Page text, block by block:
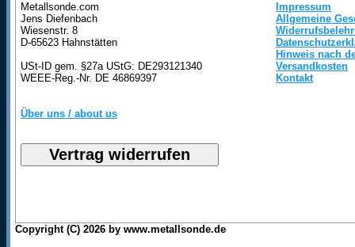
Metallsonde.com
Jens Diefenbach
Wiesenstr. 8
D-65623 Hahnstätten
USt-ID gem. §27a UStG: DE293121340
WEEE-Reg.-Nr. DE 46869397
Über uns / about us
Impressum
Allgemeine
Hinweis nach
Versandkosten
Kontakt
Copyright (C) 2026 by www.metallsonde.de